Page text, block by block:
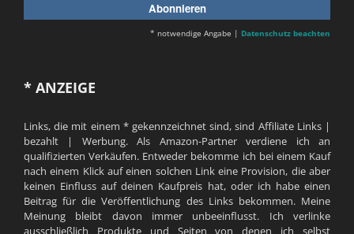
* notwendige Angabe | Datenschutz beachten
* ANZEIGE
Links, die mit einem * gekennzeichnet sind, sind Affiliate Links |
bezahlt | Werbung. Als Amazon-Partner verdiene ich an
qualifizierten Verkäufen. Entweder bekomme ich bei einem Kauf
nach einem Klick auf einen solchen Link eine Provision, die aber
keinen Einfluss auf deinen Kaufpreis hat, oder ich habe einen
Beitrag für die Veröffentlichung des Links bekommen. Meine
Meinung bleibt davon immer unbeeinflusst. Ich verlinke
ausschließlich Produkte und Seiten von denen ich selbst